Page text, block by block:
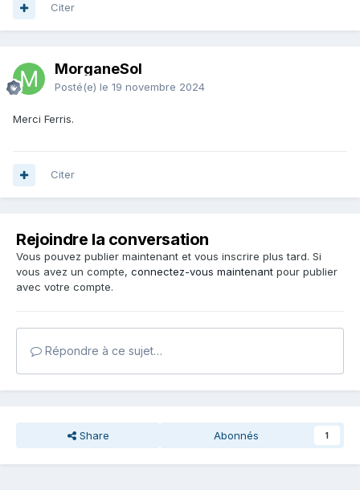
Citer
MorganeSol
Posté(e) le 19 novembre 2024
Merci Ferris.
Citer
Rejoindre la conversation
Vous pouvez publier maintenant et vous inscrire plus tard. Si
vous avez un compte, connectez-vous maintenant pour publier
avec votre compte.
Répondre à ce sujet…
Share Abonnés 1